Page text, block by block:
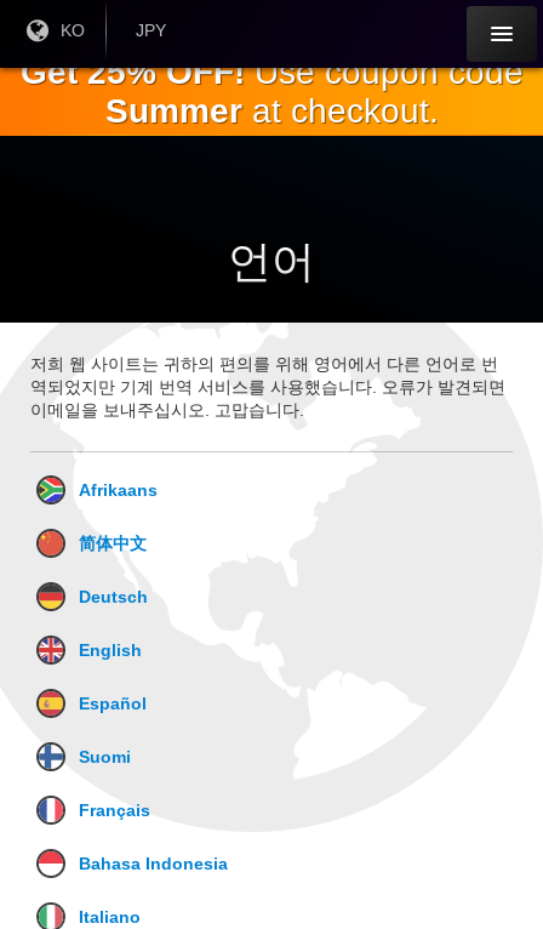
내
용
으
현재
KO
현재
JPY
Get 25% OFF!Use coupon code
Summerat checkout.
언어
저희 웹 사이트는 귀하의 편의를 위해 영어에서 다른 언어로 번
역되었지만 기계 번역 서비스를 사용했습니다. 오류가 발견되면
이메일을 보내주십시오. 고맙습니다.
Afrikaans
简体中文
Deutsch
English
Español
Suomi
Français
Bahasa Indonesia
Italiano